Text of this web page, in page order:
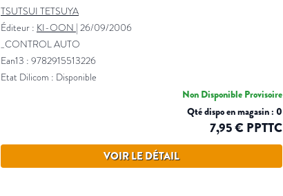
TSUTSUI TETSUYA
Éditeur : KI-OON | 26/09/2006
_CONTROL AUTO
Ean13 : 9782915513226
Etat Dilicom : Disponible
Non Disponible Provisoire
Qté dispo en magasin : 0
7,95 € PPTTC
VOIR LE DÉTAIL